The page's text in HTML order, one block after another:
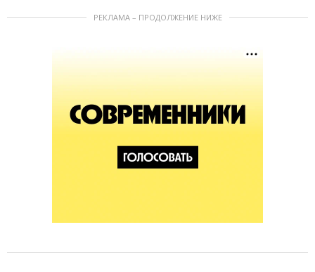
РЕКЛАМА – ПРОДОЛЖЕНИЕ НИЖЕ